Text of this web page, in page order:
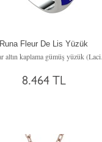
Runa Fleur De Lis Yüzük
8.464 TL